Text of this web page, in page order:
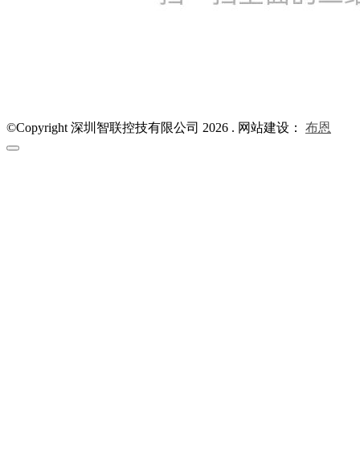
©Copyright 深圳智联控技有限公司 2026 . 网站建设： 布恩